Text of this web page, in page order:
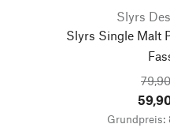
Slyrs
Slyrs Single Malt
Grundpreis: